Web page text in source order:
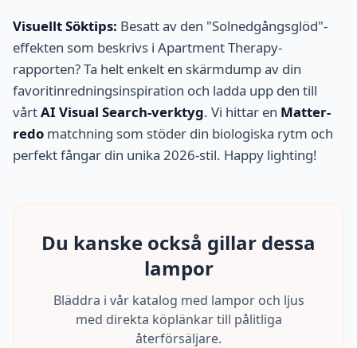
Visuellt Söktips: Besatt av den "Solnedgångsglöd"-
effekten som beskrivs i Apartment Therapy-
rapporten? Ta helt enkelt en skärmdump av din
favoritinredningsinspiration och ladda upp den till
vårtAI Visual Search-verktyg. Vi hittar en Matter-
redo matchning som stöder din biologiska rytm och
perfekt fångar din unika 2026-stil. Happy lighting!
Du kanske också gillar dessa
lampor
Bläddra i vår katalog med lampor och ljus
med direkta köplänkar till pålitliga
återförsäljare.